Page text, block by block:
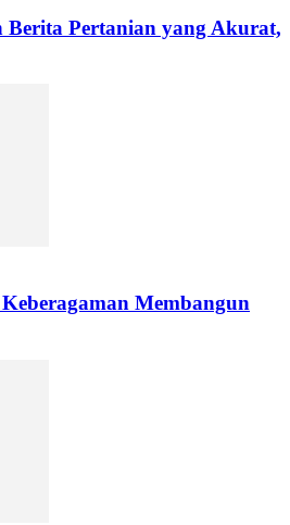
Pertanian yang Akurat,
Membangun